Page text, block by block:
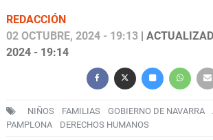
REDACCIÓN
02 OCTUBRE, 2024 - 19:13 |
2024 - 19:14
NIÑOS FAMILIAS GOBIERNO DE NAVARRA
PAMPLONA
DERECHOS HUMANOS